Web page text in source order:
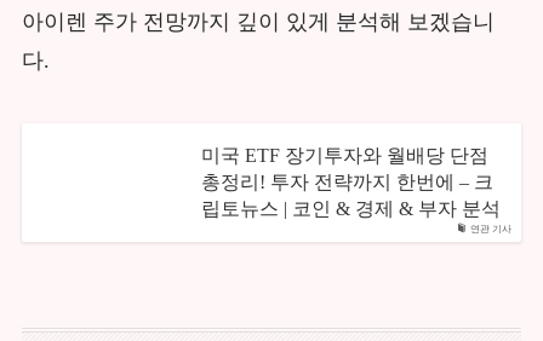
아이렌 주가 전망까지 깊이 있게 분석해 보겠습니
다.
연관 기사
미국 ETF 장기투자와 월배당 단점
총정리! 투자 전략까지 한번에 – 크
립토뉴스 | 코인 & 경제 & 부자 분석